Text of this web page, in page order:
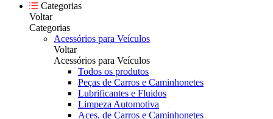
Categorias
Voltar
Categorias
Acessórios para Veículos
Voltar
Acessórios para Veículos
Todos os produtos
Peças de Carros e Caminhonetes
Lubrificantes e Fluidos
Limpeza Automotiva
Aces. de Carros e Caminhonetes